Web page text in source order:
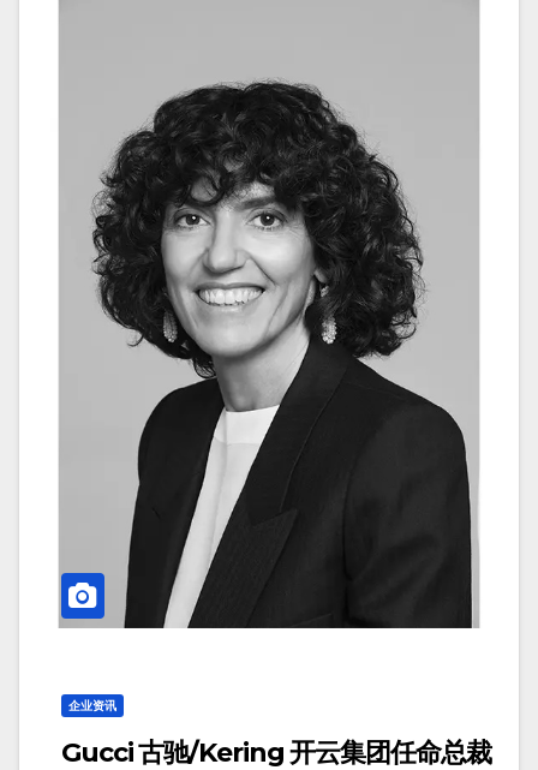
企业资讯
Gucci 古驰/Kering 开云集团任命总裁